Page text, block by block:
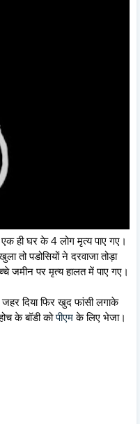
ही घर के 4 लोग मृत्य पाए गए।
तो पडोसियों ने दरवाजा तोड़ा
पर मृत्य हालत में पाए गए।
दिया फिर खुद फांसी लगाके
के बॉडी कोपीएमके लिए भेजा।